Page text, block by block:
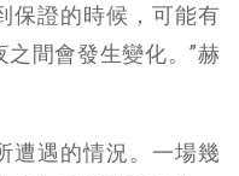
保證的時候，可能有
間會發生變化。”赫
遭遇的情況。一場幾